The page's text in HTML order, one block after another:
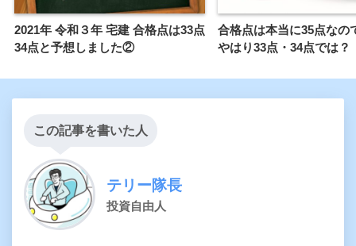
2021年 令和３年 宅建 合格点は33点
34点と予想しました②
合格点は本当に35点なの
やはり33点・34点では？
この記事を書いた人
テリー隊長
投資自由人